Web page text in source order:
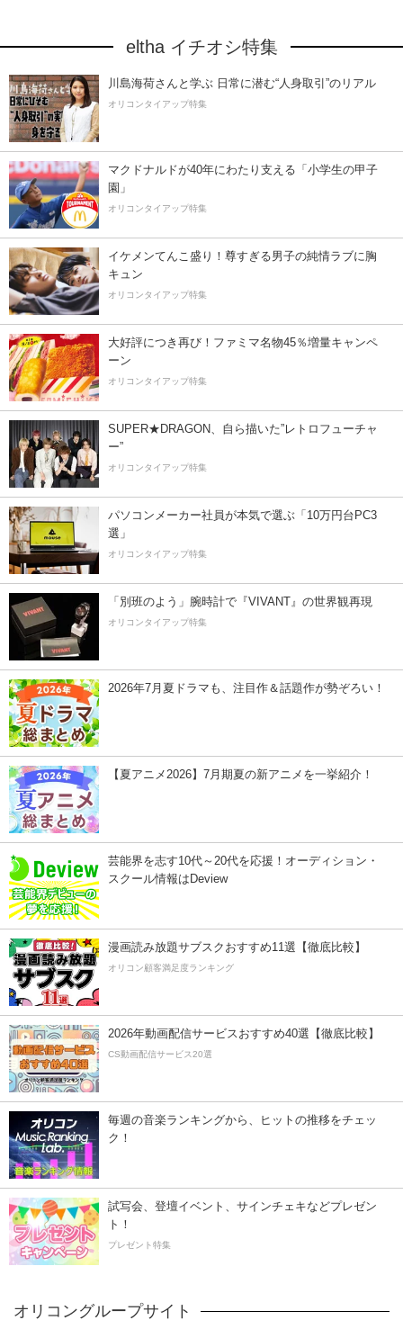
eltha イチオシ特集
川島海荷さんと学ぶ 日常に潜む“人身取引”のリアル
オリコンタイアップ特集
マクドナルドが40年にわたり支える「小学生の甲子
園」
オリコンタイアップ特集
イケメンてんこ盛り！尊すぎる男子の純情ラブに胸
キュン
オリコンタイアップ特集
大好評につき再び！ファミマ名物45％増量キャンペ
ーン
オリコンタイアップ特集
SUPER★DRAGON、自ら描いた”レトロフューチャ
ー”
オリコンタイアップ特集
パソコンメーカー社員が本気で選ぶ「10万円台PC3
選」
オリコンタイアップ特集
「別班のよう」腕時計で『VIVANT』の世界観再現
オリコンタイアップ特集
2026年7月夏ドラマも、注目作＆話題作が勢ぞろい！
【夏アニメ2026】7月期夏の新アニメを一挙紹介！
芸能界を志す10代～20代を応援！オーディション・
スクール情報はDeview
漫画読み放題サブスクおすすめ11選【徹底比較】
オリコン顧客満足度ランキング
2026年動画配信サービスおすすめ40選【徹底比較】
CS動画配信サービス20選
毎週の音楽ランキングから、ヒットの推移をチェッ
ク！
試写会、登壇イベント、サインチェキなどプレゼン
ト！
プレゼント特集
オリコングループサイト